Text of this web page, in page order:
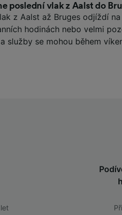
poslední vlak z Aalst do
z Aalst až Bruges odjíždí
hodinách nebo velmi
služby se mohou během